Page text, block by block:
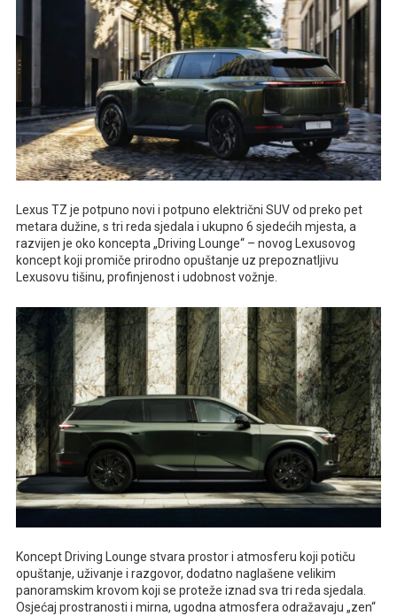
Lexus TZ je potpuno novi i potpuno električni SUV od preko pet
metara dužine, s tri reda sjedala i ukupno 6 sjedećih mjesta, a
razvijen je oko koncepta „Driving Lounge“ – novog Lexusovog
koncept koji promiče prirodno opuštanje uz prepoznatljivu
Lexusovu tišinu, profinjenost i udobnost vožnje.
Koncept Driving Lounge stvara prostor i atmosferu koji potiču
opuštanje, uživanje i razgovor, dodatno naglašene velikim
panoramskim krovom koji se proteže iznad sva tri reda sjedala.
Osjećaj prostranosti i mirna, ugodna atmosfera odražavaju „zen“